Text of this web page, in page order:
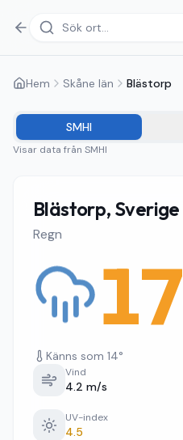
Hem Skåne län Blästorp
SMHI
Visar data från SMHI
Blästorp, Sverige
Regn
17
Känns som 14°
Vind
4.2 m/s
UV-index
4.5